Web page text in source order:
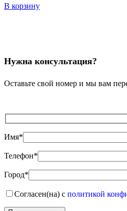
В корзину
Нужна консультация?
Оставьте свой номер и мы вам
Имя*
Телефон*
Город*
Согласен(на) с политикой